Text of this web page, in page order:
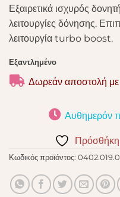
Εξαιρετικά ισχυρός
λειτουργίες δόνησης.
λειτουργία turbo boost.
Εξαντλημένο
Δωρεάν αποστολή με
Αυθημερόν
Πρόσθήκη
Κωδικός προϊόντος: